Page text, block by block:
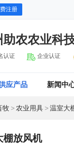
注册
助农农业科
认证 企业认证
应产品 新闻中
牧 > 农业用具 >温室大
棚放风机